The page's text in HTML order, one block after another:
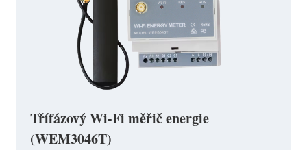
Třífázový Wi-Fi měřič energie
(WEM3046T)